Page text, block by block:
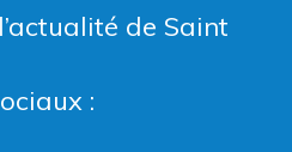
de Saint
: